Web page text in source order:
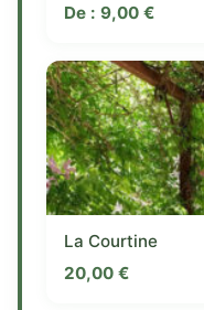
De : 9,00 €
La Courtine
20,00 €